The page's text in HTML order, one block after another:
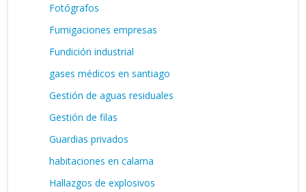
Fotógrafos
Fumigaciones empresas
Fundición industrial
gases médicos en santiago
Gestión de aguas residuales
Gestión de filas
Guardias privados
habitaciones en calama
Hallazgos de explosivos